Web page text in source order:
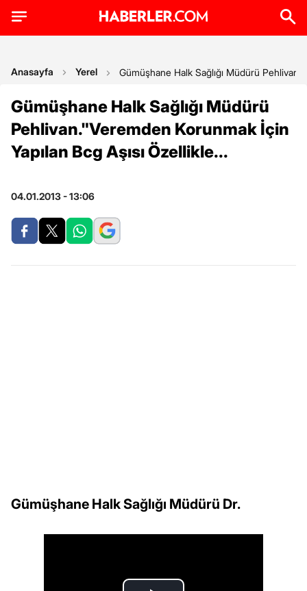
Anasayfa Yerel Gümüşhane Halk Sağlığı Müdürü
Gümüşhane Halk Sağlığı Müdürü
Pehlivan."Veremden Korunmak İçin
Yapılan Bcg Aşısı Özellikle...
04.01.2013 - 13:06
Gümüşhane Halk Sağlığı Müdürü Dr.